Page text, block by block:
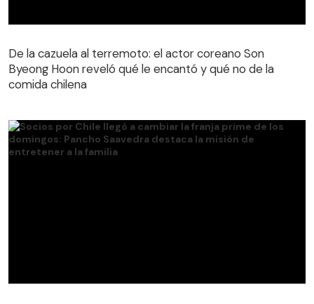
De la cazuela al terremoto: el actor coreano Son
Byeong Hoon reveló qué le encantó y qué no de la
comida chilena